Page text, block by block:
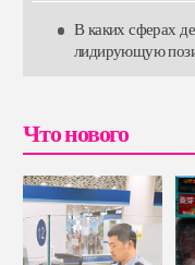
В каких сферах
лидирующую
Что нового